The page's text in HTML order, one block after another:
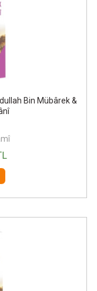
Bin Mübârek &